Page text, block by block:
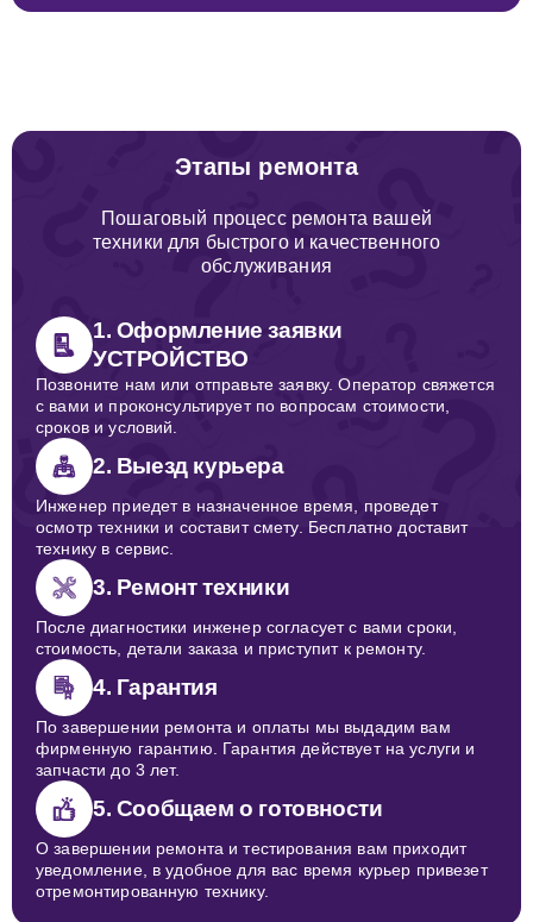
Этапы ремонта
Пошаговый процесс ремонта вашей
техники для быстрого и качественного
обслуживания
1. Оформление заявки
УСТРОЙСТВО
Позвоните нам или отправьте заявку. Оператор свяжется
с вами и проконсультирует по вопросам стоимости,
сроков и условий.
2. Выезд курьера
Инженер приедет в назначенное время, проведет
осмотр техники и составит смету. Бесплатно доставит
технику в сервис.
3. Ремонт техники
После диагностики инженер согласует с вами сроки,
стоимость, детали заказа и приступит к ремонту.
4. Гарантия
По завершении ремонта и оплаты мы выдадим вам
фирменную гарантию. Гарантия действует на услуги и
запчасти до 3 лет.
5. Сообщаем о готовности
О завершении ремонта и тестирования вам приходит
уведомление, в удобное для вас время курьер привезет
отремонтированную технику.